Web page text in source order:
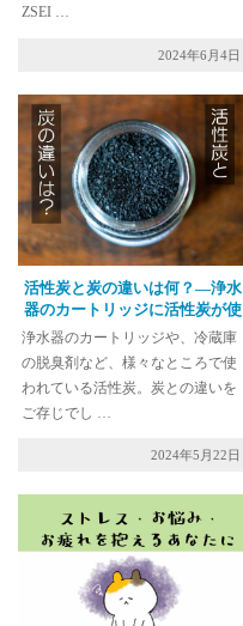
ZSEI …
2024年6月4日
活性炭と炭の違いは何？―浄水
器のカートリッジに活性炭が使
われる理由
浄水器のカートリッジや、冷蔵庫
の脱臭剤など、様々なところで使
われている活性炭。炭との違いを
ご存じでし …
2024年5月22日